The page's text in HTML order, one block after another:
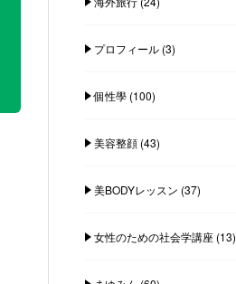
プロフィール(3)
個性學(100)
美容整顔(43)
美BODYレッスン (37)
女性のための社会学講座(13)